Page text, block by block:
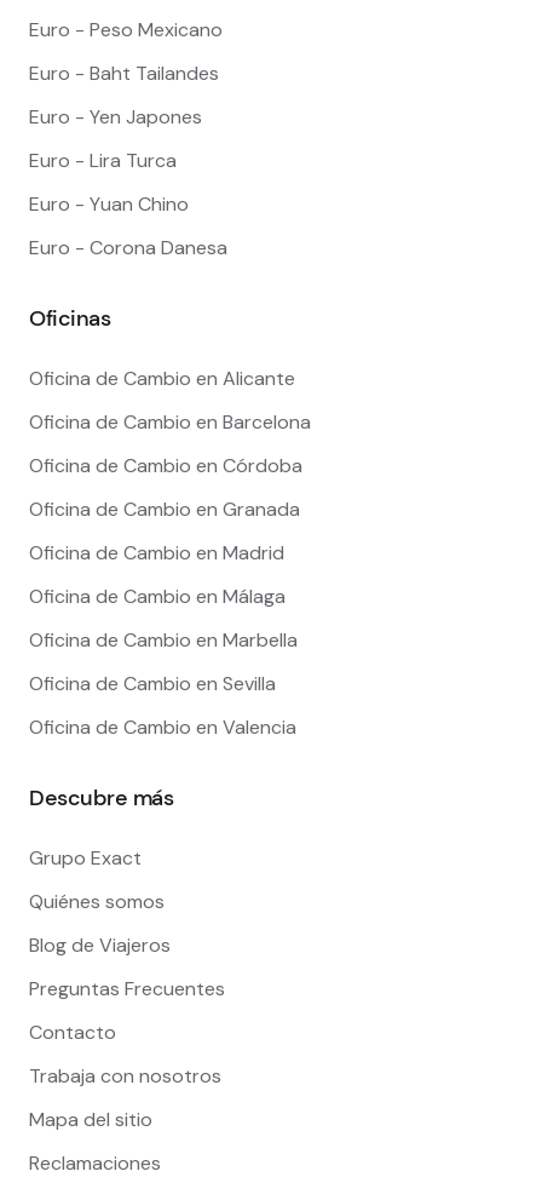
Euro - Peso Mexicano
Euro - Baht Tailandes
Euro - Yen Japones
Euro - Lira Turca
Euro - Yuan Chino
Euro - Corona Danesa
Oficinas
Oficina de Cambio en Alicante
Oficina de Cambio en Barcelona
Oficina de Cambio en Córdoba
Oficina de Cambio en Granada
Oficina de Cambio en Madrid
Oficina de Cambio en Málaga
Oficina de Cambio en Marbella
Oficina de Cambio en Sevilla
Oficina de Cambio en Valencia
Descubre más
Grupo Exact
Quiénes somos
Blog de Viajeros
Preguntas Frecuentes
Contacto
Trabaja con nosotros
Mapa del sitio
Reclamaciones